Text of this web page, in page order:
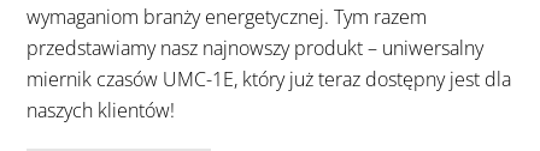
wymaganiom branży energetycznej. Tym razem
przedstawiamy nasz najnowszy produkt – uniwersalny
miernik czasów UMC-1E, który już teraz dostępny jest dla
naszych klientów!